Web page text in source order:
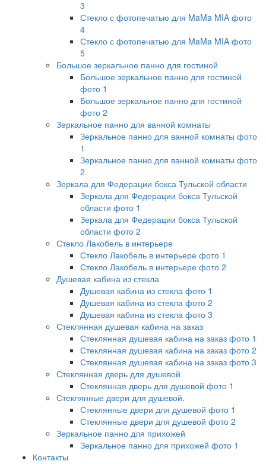
3
Стекло с фотопечатью для MaMa MIA фото
4
Стекло с фотопечатью для MaMa MIA фото
5
Большое зеркальное панно для гостиной
Большое зеркальное панно для гостиной
фото 1
Большое зеркальное панно для гостиной
фото 2
Зеркальное панно для ванной комнаты
Зеркальное панно для ванной комнаты фото
1
Зеркальное панно для ванной комнаты фото
2
Зеркала для Федерации бокса Тульской области
Зеркала для Федерации бокса Тульской
области фото 1
Зеркала для Федерации бокса Тульской
области фото 2
Стекло Лакобель в интерьере
Стекло Лакобель в интерьере фото 1
Стекло Лакобель в интерьере фото 2
Душевая кабина из стекла
Душевая кабина из стекла фото 1
Душевая кабина из стекла фото 2
Душевая кабина из стекла фото 3
Стеклянная душевая кабина на заказ
Стеклянная душевая кабина на заказ фото 1
Стеклянная душевая кабина на заказ фото 2
Стеклянная душевая кабина на заказ фото 3
Стеклянная дверь для душевой
Стеклянная дверь для душевой фото 1
Стеклянные двери для душевой.
Стеклянные двери для душевой фото 1
Стеклянные двери для душевой фото 2
Зеркальное панно для прихожей
Зеркальное панно для прихожей фото 1
Контакты